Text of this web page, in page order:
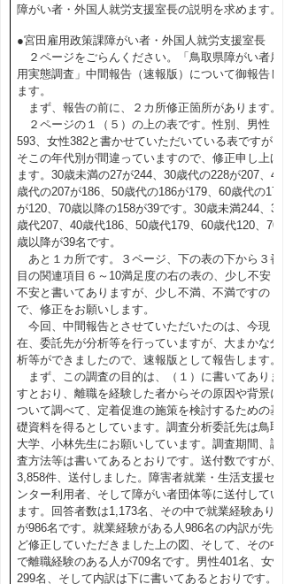
障がい者・外国人就労支援室長の説明を求めます。
●宮田雇用政策課障がい者・外国人就労支援室長
２ページをごらんください。「鳥取県障がい者雇
用実態調査」中間報告（速報版）について御報告し
ます。
まず、報告の前に、２カ所修正箇所があります。
２ページの１（５）の上の表です。性別、男性
593、女性382と書かせていただいている表ですが、
そこの年代別が間違っていますので、修正申し上げ
ます。30歳未満の27が244、30歳代の228が207、40
歳代の207が186、50歳代の186が179、60歳代の179
が120、70歳以降の158が39です。30歳未満244、30
歳代207、40歳代186、50歳代179、60歳代120、70
歳以降が39名です。
あと１カ所です。３ページ、下の表の下から３番
目の関連項目６～10満足度の右の表の、少し不安・
不安と書いてありますが、少し不満、不満ですの
で、修正をお願いします。
今回、中間報告とさせていただいたのは、今現
在、委託先が分析等を行っていますが、大まかな分
析等ができましたので、速報版として報告します。
まず、この調査の目的は、（１）に書いてありま
すとおり、離職を経験した者からその原因や背景に
ついて調べて、定着促進の施策を検討するための基
礎資料を得るとしています。調査分析委託先は鳥取
大学、小林先生にお願いしています。調査期間、調
査方法等は書いてあるとおりです。送付数ですが、
3,858件、送付しました。障害者就業・生活支援セ
ンター利用者、そして障がい者団体等に送付してい
ます。回答者数は1,173名、その中で就業経験あり
が986名です。就業経験がある人986名の内訳が先ほ
ど修正していただきました上の図、そして、その中
で離職経験のある人が709名です。男性401名、女性
299名、そして内訳は下に書いてあるとおりです。